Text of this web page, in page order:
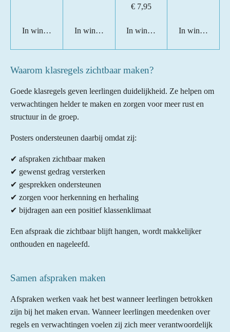
In winkelwagen In winkelwagen
€ 7,95
In winkelwagenIn
Waarom klasregels zichtbaar maken?
Goede klasregels geven leerlingen duidelijkheid. Ze helpen om
verwachtingen helder te maken en zorgen voor meer rust en
structuur in de groep.
Posters ondersteunen daarbij omdat zij:
✔ afspraken zichtbaar maken
✔ gewenst gedrag versterken
✔ gesprekken ondersteunen
✔ zorgen voor herkenning en herhaling
✔ bijdragen aan een positief klassenklimaat
Een afspraak die zichtbaar blijft hangen, wordt makkelijker
onthouden en nageleefd.
Samen afspraken maken
Afspraken werken vaak het best wanneer leerlingen betrokken
zijn bij het maken ervan. Wanneer leerlingen meedenken over
regels en verwachtingen voelen zij zich meer verantwoordelijk